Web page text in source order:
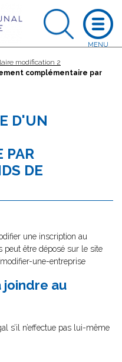
modification 2
complémentaire par
D'UN
PAR
DE
une inscription au
peut être déposé sur le site
une-entreprise
joindre au
s’il n’effectue pas lui-même